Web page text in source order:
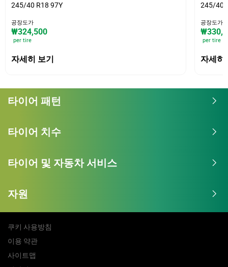
245/40 R18 97Y
공장도가
₩324,500
per tire
자세히 보기
245/40
공장도가
per tire
자세히
타이어 패턴
타이어 치수
타이어 및 자동차 서비스
자원
쿠키 사용방침
이용 약관
사이트맵